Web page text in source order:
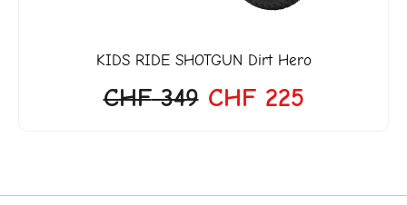
KIDS RIDE SHOTGUN Dirt Hero
CHF349 CHF225